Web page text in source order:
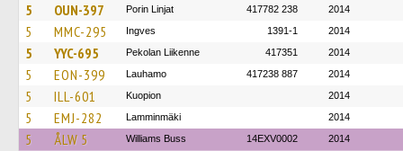
5 OUN-397 Porin Linjat 417782 238 2014
5 MMC-295 Ingves 1391-1 2014
5 YYC-695 Pekolan Liikenne 417351 2014
5 EON-399 Lauhamo 417238 887 2014
5 ILL-601 Kuopion 2014
5 EMJ-282 Lamminmäki 2014
5 ÅLW 5 Williams Buss 14EXV0002 2014